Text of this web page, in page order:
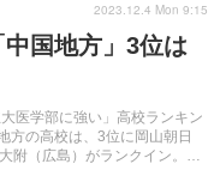
人気記事
国地方」3位は
医学部に強い」高校ランキン
方の高校は、3位に岡山朝日
附（広島）がランクイン。1
2023.12.4 Mon 9:15